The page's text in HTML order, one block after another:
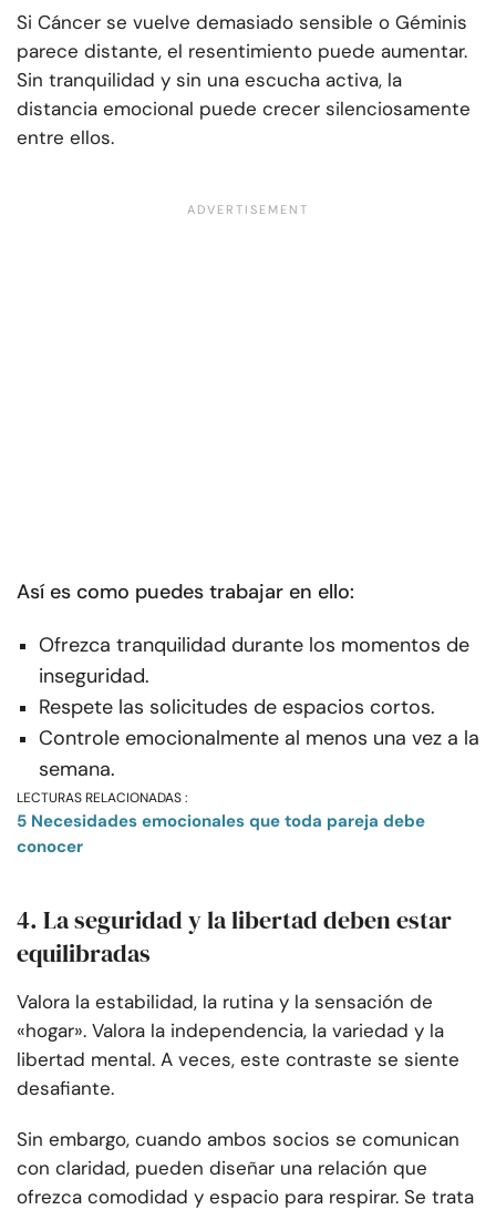
Si Cáncer se vuelve demasiado sensible o Géminis
parece distante, el resentimiento puede aumentar.
Sin tranquilidad y sin una escucha activa, la
distancia emocional puede crecer silenciosamente
entre ellos.
Así es como puedes trabajar en ello:
Ofrezca tranquilidad durante los momentos de
inseguridad.
Respete las solicitudes de espacios cortos.
Controle emocionalmente al menos una vez a la
semana.
LECTURAS RELACIONADAS :
5 Necesidades emocionales que toda pareja debe
conocer
4. La seguridad y la libertad deben estar
equilibradas
Valora la estabilidad, la rutina y la sensación de
«hogar». Valora la independencia, la variedad y la
libertad mental. A veces, este contraste se siente
desafiante.
Sin embargo, cuando ambos socios se comunican
con claridad, pueden diseñar una relación que
ofrezca comodidad y espacio para respirar. Se trata